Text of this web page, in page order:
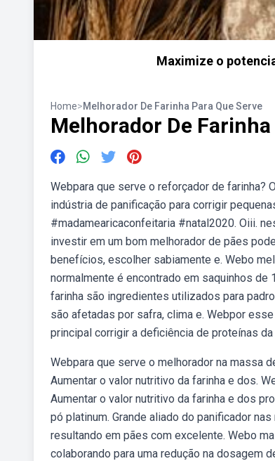
Maximize o
Home>Melhorador De Farinha Para Que Serve
Melhorador De Farinha
Webpara que serve o reforçador de farinha?
indústria de panificação para corrigir
#madamearicaconfeitaria #natal2020. Oiii.
investir em um bom melhorador de pães
benefícios, escolher sabiamente e. Webo
normalmente é encontrado em saquinhos de
farinha são ingredientes utilizados para
são afetadas por safra, clima e. Webpor
principal corrigir a deficiência de proteínas
Webpara que serve o melhorador na massa
Aumentar o valor nutritivo da farinha e dos.
Aumentar o valor nutritivo da farinha e dos
pó platinum. Grande aliado do panificador
resultando em pães com excelente. Webo
colaborando para uma redução na dosagem